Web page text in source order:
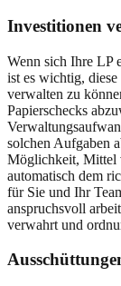
Investitionen
Wenn sich Ihre LP
ist es wichtig,
verwalten zu
Papierschecks
solchen Aufgaben
Möglichkeit, Mittel
automatisch dem
für Sie und Ihr
anspruchsvoll
verwahrt und